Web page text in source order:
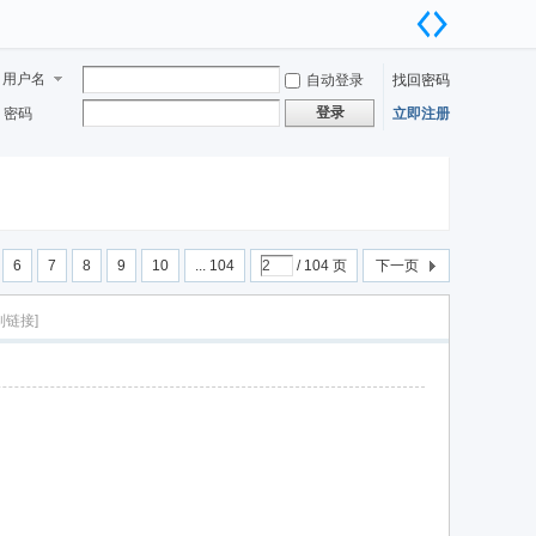
用户名 自动登录
找回密码
密码
登录 立即注册
6 7 8 9 10 ... 104 / 104 页 下一页
链接]